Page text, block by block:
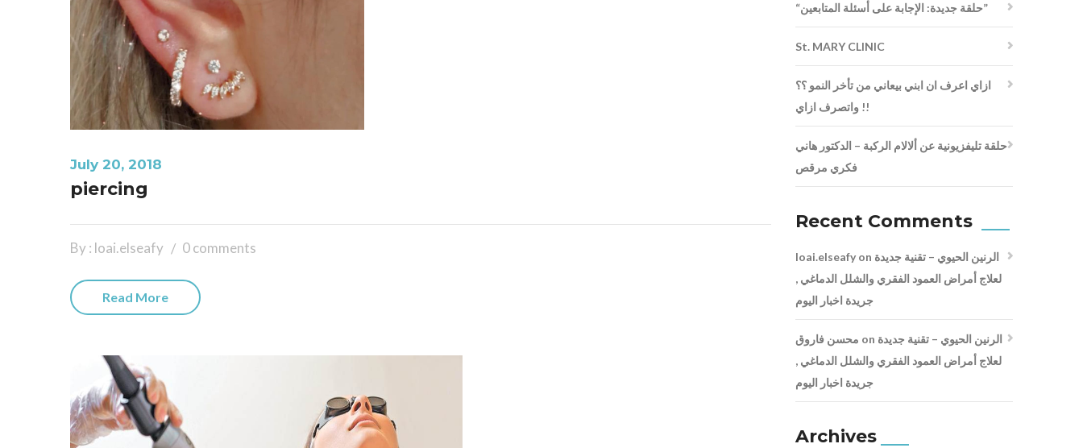
July 20, 2018
piercing
By : loai.elseafy 0 comments
Read More
“حلقة جديدة: الإجابة على أسئلة المتابعين”
St. MARY CLINIC
ازاي اعرف ان ابني بيعاني من تأخر النمو ؟؟
واتصرف ازاي !!
حلقة تليفزيونية عن ألالام الركبة – الدكتور هاني
فكري مرقص
Recent Comments
loai.elseafy on الرنين الحيوي – تقنية جديدة
لعلاج أمراض العمود الفقري والشلل الدماغي ,
جريدة اخبار اليوم
محسن فاروق on الرنين الحيوي – تقنية جديدة
لعلاج أمراض العمود الفقري والشلل الدماغي ,
جريدة اخبار اليوم
Archives